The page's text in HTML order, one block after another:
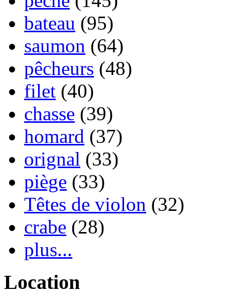
bateau (95)
saumon (64)
pêcheurs (48)
filet (40)
chasse (39)
homard (37)
orignal (33)
piège (33)
Têtes de violon (32)
crabe (28)
plus...
Location